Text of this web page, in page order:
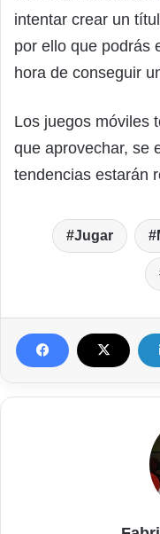
intentar crear un
por ello que podrás
hora de conseguir
Los juegos móviles
que aprovechar, se
tendencias estarán
Jugar